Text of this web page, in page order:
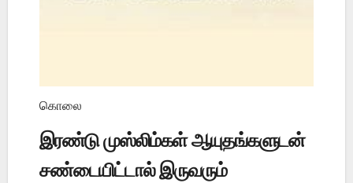
கொலை
இரண்டு முஸ்லிம்கள் ஆயுதங்களுடன்
சண்டையிட்டால் இருவரும்